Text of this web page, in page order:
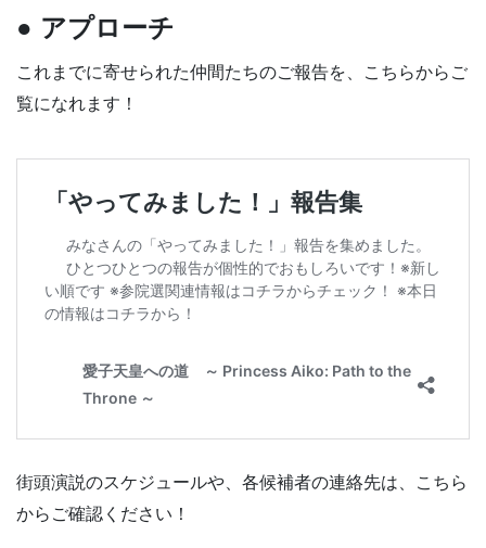
● アプローチ
これまでに寄せられた仲間たちのご報告を、こちらからご
覧になれます！
街頭演説のスケジュールや、各候補者の連絡先は、こちら
からご確認ください！